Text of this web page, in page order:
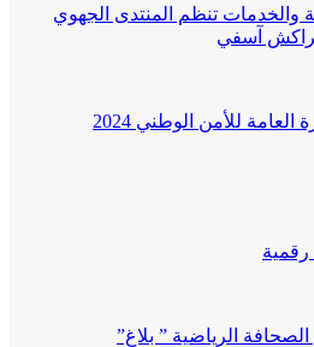
والخدمات تنظم المنتدى الجهوي
مراكش آسفي
العامة للأمن الوطني 2024
رقمية
الرياضية ” بلاغ”